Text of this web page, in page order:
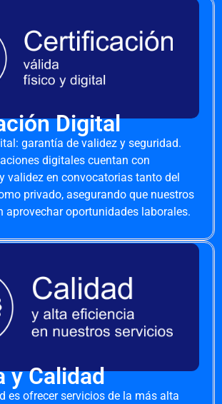
Digital
garantía de validez y seguridad.
digitales cuentan con
validez en convocatorias tanto del
privado, asegurando que nuestros
aprovechar oportunidades laborales.
y Calidad
es ofrecer servicios de la más alta